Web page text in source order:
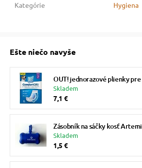
Kategórie Hygiena
Ešte niečo navyše
OUT! jednorazové plienky pre
Skladem
7,1 €
Zásobník na sáčky kosť
Skladem
1,5 €